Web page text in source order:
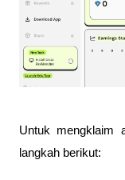
Untuk mengklaim
langkah berikut: